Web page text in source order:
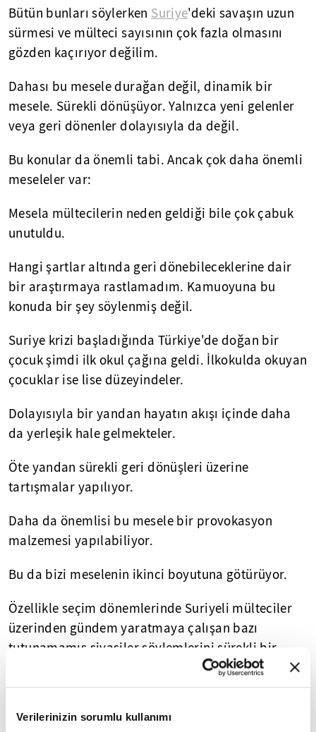
Verilerinizin sorumlu kullanımı
Bütün bunları söylerken Suriye'deki savaşın uzun
sürmesi ve mülteci sayısının çok fazla olmasını
gözden kaçırıyor değilim.
Dahası bu mesele durağan değil, dinamik bir
mesele. Sürekli dönüşüyor. Yalnızca yeni gelenler
veya geri dönenler dolayısıyla da değil.
Bu konular da önemli tabi. Ancak çok daha önemli
meseleler var:
Mesela mültecilerin neden geldiği bile çok çabuk
unutuldu.
Hangi şartlar altında geri dönebileceklerine dair
bir araştırmaya rastlamadım. Kamuoyuna bu
konuda bir şey söylenmiş değil.
Suriye krizi başladığında Türkiye'de doğan bir
çocuk şimdi ilk okul çağına geldi. İlkokulda okuyan
çocuklar ise lise düzeyindeler.
Dolayısıyla bir yandan hayatın akışı içinde daha
da yerleşik hale gelmekteler.
Öte yandan sürekli geri dönüşleri üzerine
tartışmalar yapılıyor.
Daha da önemlisi bu mesele bir provokasyon
malzemesi yapılabiliyor.
Bu da bizi meselenin ikinci boyutuna götürüyor.
Özellikle seçim dönemlerinde Suriyeli mülteciler
üzerinden gündem yaratmaya çalışan bazı
tutunamamış siyasiler söylemlerini sürekli bir
düzeyinde olsun en küçük olaya dahi bile malzeme